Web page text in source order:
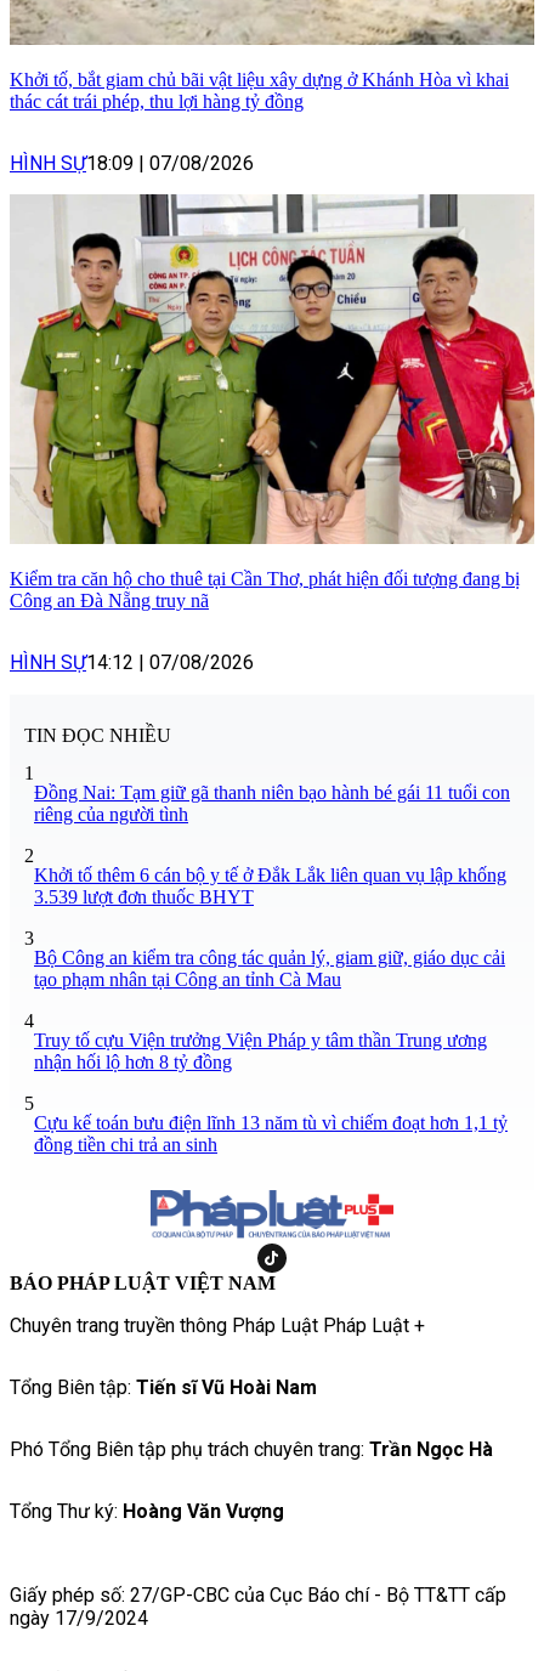
Khởi tố, bắt giam chủ bãi vật liệu xây dựng ở Khánh Hòa vì khai
thác cát trái phép, thu lợi hàng tỷ đồng
HÌNH SỰ18:09 | 07/08/2026
Kiểm tra căn hộ cho thuê tại Cần Thơ, phát hiện đối tượng đang bị
Công an Đà Nẵng truy nã
HÌNH SỰ14:12 | 07/08/2026
TIN ĐỌC NHIỀU
1
Đồng Nai: Tạm giữ gã thanh niên bạo hành bé gái 11 tuổi con
riêng của người tình
2
Khởi tố thêm 6 cán bộ y tế ở Đắk Lắk liên quan vụ lập khống
3.539 lượt đơn thuốc BHYT
3
Bộ Công an kiểm tra công tác quản lý, giam giữ, giáo dục cải
tạo phạm nhân tại Công an tỉnh Cà Mau
4
Truy tố cựu Viện trưởng Viện Pháp y tâm thần Trung ương
nhận hối lộ hơn 8 tỷ đồng
5
Cựu kế toán bưu điện lĩnh 13 năm tù vì chiếm đoạt hơn 1,1 tỷ
đồng tiền chi trả an sinh
BÁO PHÁP LUẬT VIỆT NAM
Chuyên trang truyền thông Pháp Luật Pháp Luật +
Tổng Biên tập: Tiến sĩ Vũ Hoài Nam
Phó Tổng Biên tập phụ trách chuyên trang: Trần Ngọc Hà
Tổng Thư ký: Hoàng Văn Vượng
Giấy phép số: 27/GP-CBC của Cục Báo chí - Bộ TT&TT cấp
ngày 17/9/2024